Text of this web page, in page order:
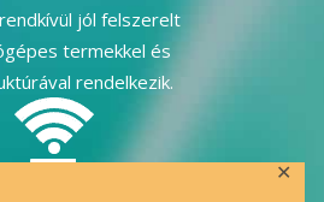
✕
jól felszerelt
termekkel és
rendelkezik.